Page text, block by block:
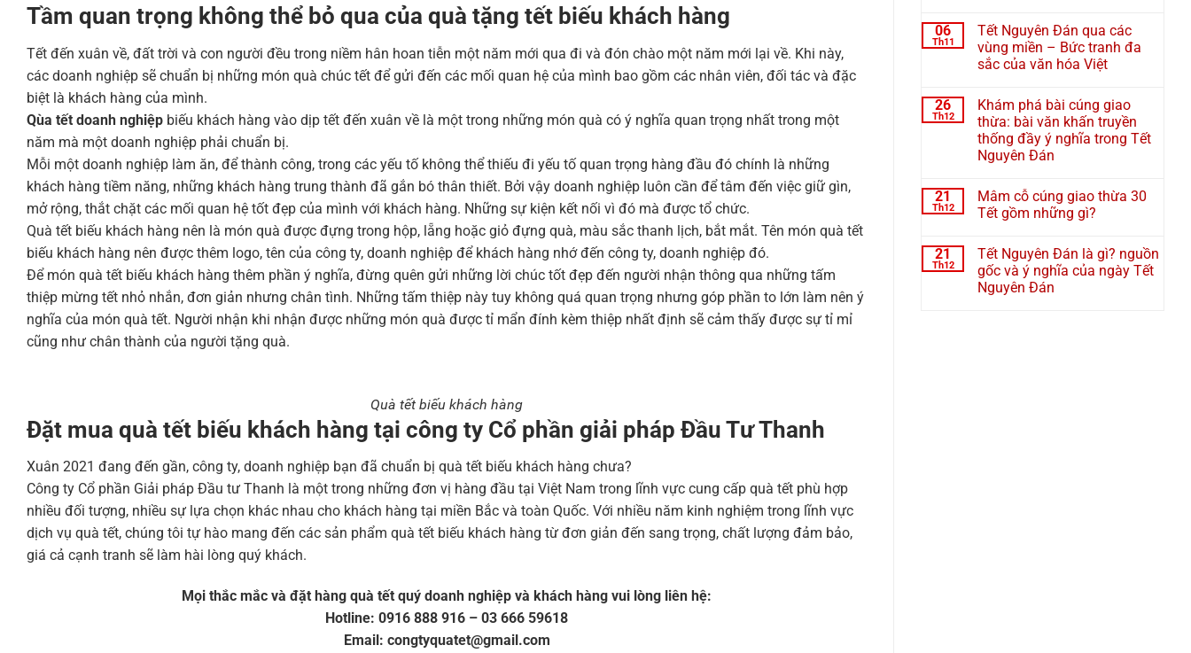
Tầm quan trọng không thể bỏ qua của quà tặng tết biếu khách hàng
Tết đến xuân về, đất trời và con người đều trong niềm hân hoan tiễn một năm mới qua đi và đón chào một năm mới lại về. Khi này,
các doanh nghiệp sẽ chuẩn bị những món quà chúc tết để gửi đến các mối quan hệ của mình bao gồm các nhân viên, đối tác và đặc
biệt là khách hàng của mình.
Qùa tết doanh nghiệp biếu khách hàng vào dịp tết đến xuân về là một trong những món quà có ý nghĩa quan trọng nhất trong một
năm mà một doanh nghiệp phải chuẩn bị.
Mỗi một doanh nghiệp làm ăn, để thành công, trong các yếu tố không thể thiếu đi yếu tố quan trọng hàng đầu đó chính là những
khách hàng tiềm năng, những khách hàng trung thành đã gắn bó thân thiết. Bởi vậy doanh nghiệp luôn cần để tâm đến việc giữ gìn,
mở rộng, thắt chặt các mối quan hệ tốt đẹp của mình với khách hàng. Những sự kiện kết nối vì đó mà được tổ chức.
Quà tết biếu khách hàng nên là món quà được đựng trong hộp, lẵng hoặc giỏ đựng quà, màu sắc thanh lịch, bắt mắt. Tên món quà tết
biếu khách hàng nên được thêm logo, tên của công ty, doanh nghiệp để khách hàng nhớ đến công ty, doanh nghiệp đó.
Để món quà tết biếu khách hàng thêm phần ý nghĩa, đừng quên gửi những lời chúc tốt đẹp đến người nhận thông qua những tấm
thiệp mừng tết nhỏ nhắn, đơn giản nhưng chân tình. Những tấm thiệp này tuy không quá quan trọng nhưng góp phần to lớn làm nên ý
nghĩa của món quà tết. Người nhận khi nhận được những món quà được tỉ mẩn đính kèm thiệp nhất định sẽ cảm thấy được sự tỉ mỉ
cũng như chân thành của người tặng quà.
Quà tết biếu khách hàng
Đặt mua quà tết biếu khách hàng tại công ty Cổ phần giải pháp Đầu Tư Thanh
Xuân 2021 đang đến gần, công ty, doanh nghiệp bạn đã chuẩn bị quà tết biếu khách hàng chưa?
Công ty Cổ phần Giải pháp Đầu tư Thanh là một trong những đơn vị hàng đầu tại Việt Nam trong lĩnh vực cung cấp quà tết phù hợp
nhiều đối tượng, nhiều sự lựa chọn khác nhau cho khách hàng tại miền Bắc và toàn Quốc. Với nhiều năm kinh nghiệm trong lĩnh vực
dịch vụ quà tết, chúng tôi tự hào mang đến các sản phẩm quà tết biếu khách hàng từ đơn giản đến sang trọng, chất lượng đảm bảo,
giá cả cạnh tranh sẽ làm hài lòng quý khách.
Mọi thắc mắc và đặt hàng quà tết quý doanh nghiệp và khách hàng vui lòng liên hệ:
Hotline: 0916 888 916 – 03 666 59618
Email: congtyquatet@gmail.com
06
Th11
Tết Nguyên Đán qua các
vùng miền – Bức tranh đa
sắc của văn hóa Việt
26
Th12
Khám phá bài cúng giao
thừa: bài văn khấn truyền
thống đầy ý nghĩa trong Tết
Nguyên Đán
21
Th12
Mâm cỗ cúng giao thừa 30
Tết gồm những gì?
21
Th12
Tết Nguyên Đán là gì? nguồn
gốc và ý nghĩa của ngày Tết
Nguyên Đán